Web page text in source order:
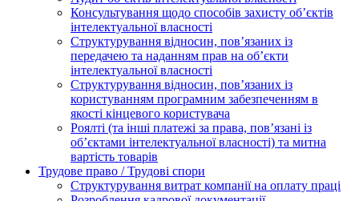
Консультування щодо способів захисту об’єктів
інтелектуальної власності
Структурування відносин, пов’язаних із
передачею та наданням прав на об’єкти
інтелектуальної власності
Структурування відносин, пов’язаних із
користуванням програмним забезпеченням в
якості кінцевого користувача
Роялті (та інші платежі за права, пов’язані із
об’єктами інтелектуальної власності) та митна
вартість товарів
Трудове право / Трудові спори
Cтруктурування витрат компанії на оплату праці